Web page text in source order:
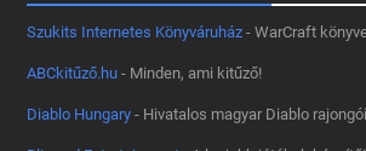
Szukits Internetes Könyváruház - WarCraft
ABCkitűző.hu - Minden, ami kitűző!
Diablo Hungary - Hivatalos magyar Diablo